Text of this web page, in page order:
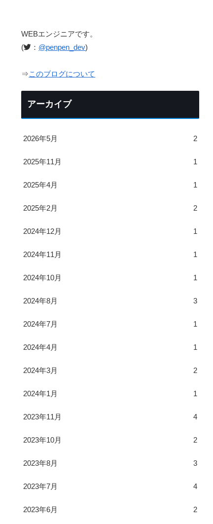
WEBエンジニアです。
(
： @penpen_dev)
⇒このブログについて
アーカイブ
2026年5月 2
2025年11月 1
2025年4月 1
2025年2月 2
2024年12月 1
2024年11月 1
2024年10月 1
2024年8月 3
2024年7月 1
2024年4月 1
2024年3月 2
2024年1月 1
2023年11月 4
2023年10月 2
2023年8月 3
2023年7月 4
2023年6月 2